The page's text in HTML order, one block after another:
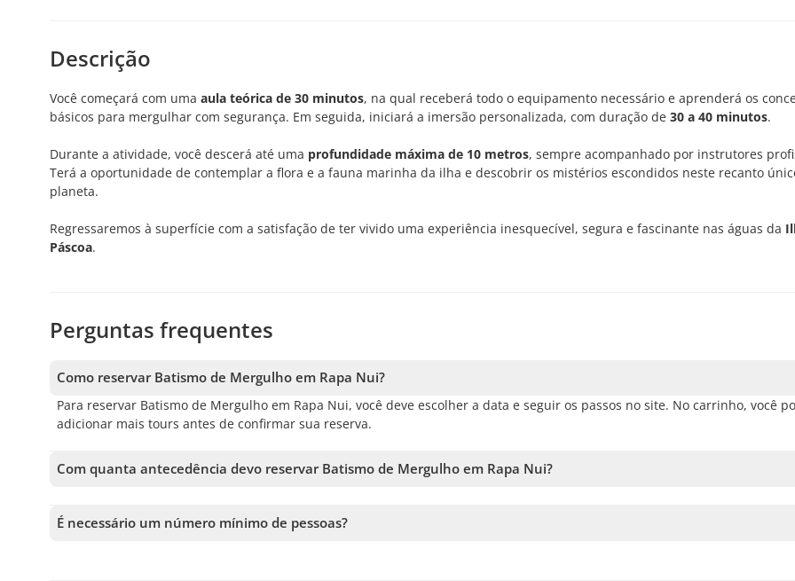
Descrição
Você começará com uma aula teórica de 30 minutos, na qual receberá todo o equipamento necessário e aprenderá os
básicos para mergulhar com segurança. Em seguida, iniciará a imersão personalizada, com duração de 30 a 40 minutos.
Durante a atividade, você descerá até uma profundidade máxima de 10 metros, sempre acompanhado por instrutores
Terá a oportunidade de contemplar a flora e a fauna marinha da ilha e descobrir os mistérios escondidos neste recanto
planeta.
Regressaremos à superfície com a satisfação de ter vivido uma experiência inesquecível, segura e fascinante nas águas da
Páscoa.
Perguntas frequentes
Como reservar Batismo de Mergulho em Rapa Nui?
Para reservar Batismo de Mergulho em Rapa Nui, você deve escolher a data e seguir os passos no site. No carrinho, você
adicionar mais tours antes de confirmar sua reserva.
Com quanta antecedência devo reservar Batismo de Mergulho em Rapa Nui?
garantir sua vaga.
É necessário um número mínimo de pessoas?